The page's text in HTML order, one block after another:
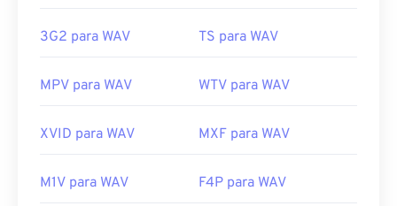
Links úteis:
https://en.wikipedia.org/wiki/WAV
audio-wav
3G2 para WAV TS para WAV
MPV para WAV WTV para WAV
XVID para WAV MXF para WAV
M1V para WAV F4P para WAV